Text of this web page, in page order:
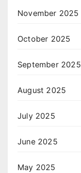
November 2025
October 2025
September 2025
August 2025
July 2025
June 2025
May 2025